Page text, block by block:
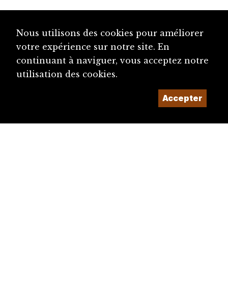
Nous utilisons des cookies pour améliorer
votre expérience sur notre site. En
continuant à naviguer, vous acceptez notre
utilisation des cookies.
Accepter